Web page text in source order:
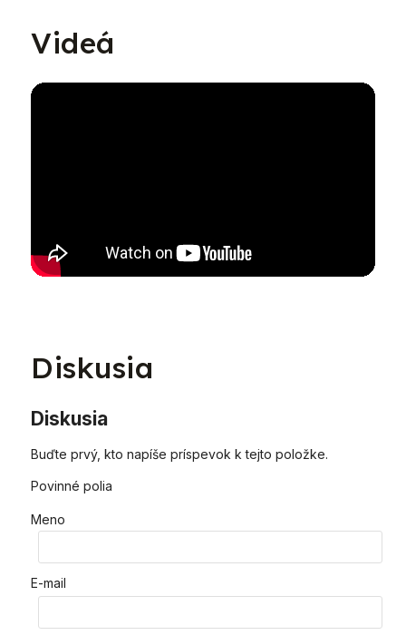
Videá
Diskusia
Diskusia
Buďte prvý, kto napíše príspevok k tejto položke.
Povinné polia
Meno
E-mail